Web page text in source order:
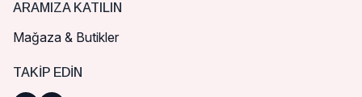
ARAMIZA KATILIN
Mağaza & Butikler
TAKIP EDIN